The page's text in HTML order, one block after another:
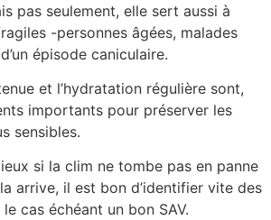
pas seulement, elle sert aussi à
-personnes âgées, malades
épisode caniculaire.
et l’hydratation régulière sont,
importants pour préserver les
sensibles.
si la clim ne tombe pas en panne
arrive, il est bon d’identifier vite des
cas échéant un bon SAV.